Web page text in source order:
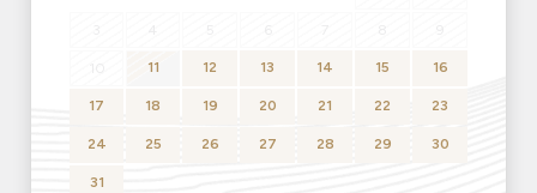
11 12 13 14 15 16
17 18 19 20 21 22 23
24 25 26 27 28 29 30
31